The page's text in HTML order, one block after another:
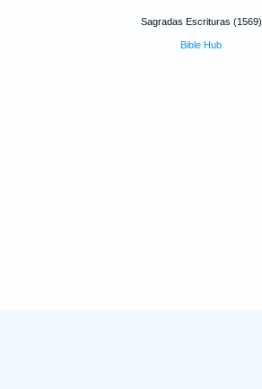
Sagradas Escrituras (1569)
Bible Hub